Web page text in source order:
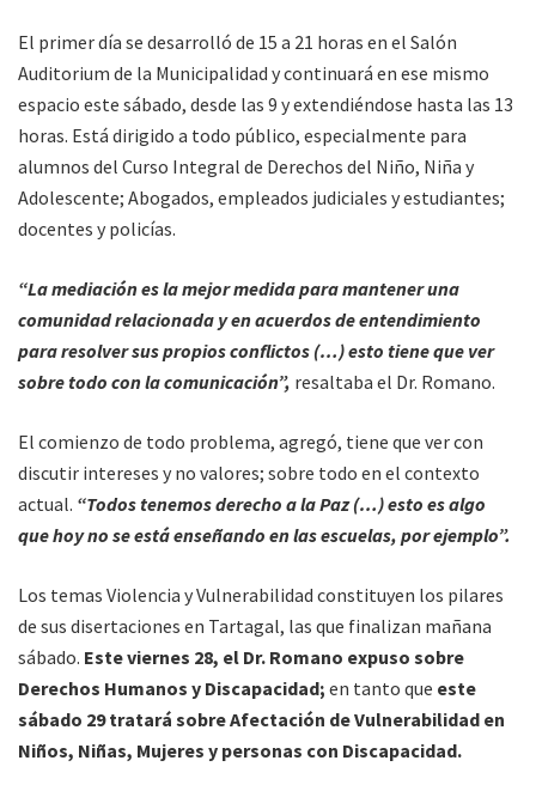
El primer día se desarrolló de 15 a 21 horas en el Salón
Auditorium de la Municipalidad y continuará en ese mismo
espacio este sábado, desde las 9 y extendiéndose hasta las 13
horas. Está dirigido a todo público, especialmente para
alumnos del Curso Integral de Derechos del Niño, Niña y
Adolescente; Abogados, empleados judiciales y estudiantes;
docentes y policías.
“La mediación es la mejor medida para mantener una
comunidad relacionada y en acuerdos de entendimiento
para resolver sus propios conflictos (…) esto tiene que ver
sobre todo con la comunicación”, resaltaba el Dr. Romano.
El comienzo de todo problema, agregó, tiene que ver con
discutir intereses y no valores; sobre todo en el contexto
actual. “Todos tenemos derecho a la Paz (…) esto es algo
que hoy no se está enseñando en las escuelas, por ejemplo”.
Los temas Violencia y Vulnerabilidad constituyen los pilares
de sus disertaciones en Tartagal, las que finalizan mañana
sábado. Este viernes 28, el Dr. Romano expuso sobre
Derechos Humanos y Discapacidad; en tanto que este
sábado 29 tratará sobre Afectación de Vulnerabilidad en
Niños, Niñas, Mujeres y personas con Discapacidad.